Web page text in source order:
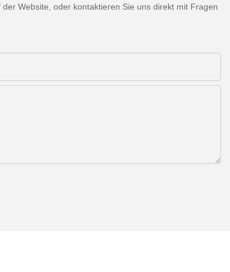
Website, oder kontaktieren Sie uns direkt mit Fragen